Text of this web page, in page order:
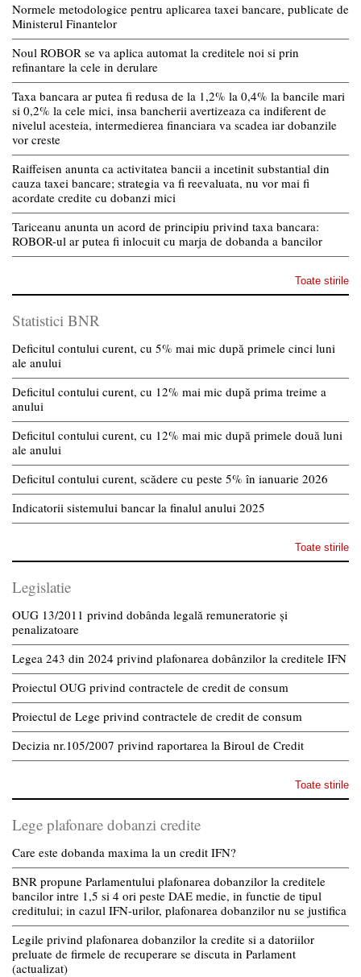
Normele metodologice pentru aplicarea taxei bancare, publicate de
Ministerul Finantelor
Noul ROBOR se va aplica automat la creditele noi si prin
refinantare la cele in derulare
Taxa bancara ar putea fi redusa de la 1,2% la 0,4% la bancile mari
si 0,2% la cele mici, insa bancherii avertizeaza ca indiferent de
nivelul acesteia, intermedierea financiara va scadea iar dobanzile
vor creste
Raiffeisen anunta ca activitatea bancii a incetinit substantial din
cauza taxei bancare; strategia va fi reevaluata, nu vor mai fi
acordate credite cu dobanzi mici
Tariceanu anunta un acord de principiu privind taxa bancara:
ROBOR-ul ar putea fi inlocuit cu marja de dobanda a bancilor
Toate stirile
Statistici BNR
Deficitul contului curent, cu 5% mai mic după primele cinci luni
ale anului
Deficitul contului curent, cu 12% mai mic după prima treime a
anului
Deficitul contului curent, cu 12% mai mic după primele două luni
ale anului
Deficitul contului curent, scădere cu peste 5% în ianuarie 2026
Indicatorii sistemului bancar la finalul anului 2025
Toate stirile
Legislatie
OUG 13/2011 privind dobânda legală remuneratorie și
penalizatoare
Legea 243 din 2024 privind plafonarea dobânzilor la creditele IFN
Proiectul OUG privind contractele de credit de consum
Proiectul de Lege privind contractele de credit de consum
Decizia nr.105/2007 privind raportarea la Biroul de Credit
Toate stirile
Lege plafonare dobanzi credite
Care este dobanda maxima la un credit IFN?
BNR propune Parlamentului plafonarea dobanzilor la creditele
bancilor intre 1,5 si 4 ori peste DAE medie, in functie de tipul
creditului; in cazul IFN-urilor, plafonarea dobanzilor nu se justifica
Legile privind plafonarea dobanzilor la credite si a datoriilor
preluate de firmele de recuperare se discuta in Parlament
(actualizat)